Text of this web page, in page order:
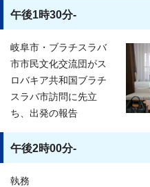
午後1時30分-
岐阜市・ブラチスラバ
市市民文化交流団がス
ロバキア共和国ブラチ
スラバ市訪問に先立
ち、出発の報告
午後2時00分-
執務